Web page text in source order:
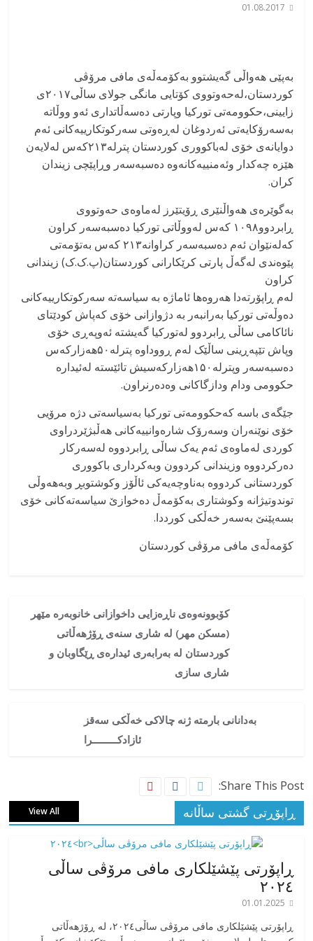
01.08.2017
بەپێی هەواڵی گەیشتوو بەکۆمەڵەی مافی مرۆڤی
کوردستان،لەحەوتووی کۆتایی مانگی جولای ساڵی۲۰۱۷ی
زایینی،حکوومەتی تورکیا وپارتی دەسەڵاتداری ئەو ووڵاتە
بەسەرۆکایەتی ئەردوغان لەڕەوتی سەرکوتکارییەکانی ئەم
دوایانەی خۆی لەباکووری کوردستان پترلە۲۱۳کەس لەلایەن
هێزە چەکدار وئەمنییەکانەوە دەسبەسەر وڕاپێچی زیندان
کران.
بەگوێرەی هەواڵنێری ڕۆیتێرز لەماوەی حەوتووی
ڕابردوو۱۰۹۸ کەس لەووڵاتی تورکیا دەسبەسەر کراون
کەلەنێوان ئەم دەسبەسەر کراوانە۲۱۳ کەس بەتۆمەتی
پێوەندی لەگەڵ پارتی کرێکارانی کوردستان(پ.ک.ک) زیندانی
کراون
لەم ڕاپۆرتەدا هەروەها ئاماژە بە سیاسەتە سەرکوتکارییەکانی
دەوڵەتی تورکیا بەرانبەر بە دژوازانی خۆی کەپاش کودێتای
نائاکامی ساڵی ڕابردوو لەتورکیا گەیشتە ئەوپەڕی خۆی
وپاش تێپەڕینی ساڵێک لەم ڕووداوە پترلە۵۰هەزارکەس
دەسبەسەر وپترلە۱۵۰هەزارکەسیش تائێستە لەئیدارە
حکوومی ودام ودازگاکانی وەدەرنراون.
جێگەی باسە کەحکوومەتی تورکیا بەسیاسەتی دژە مرۆیی
خۆی نوێنەران وسەرۆک شارەوانییەکانی هەڵبژێردراوی
کوردی لەماوەی ئەم یەک ساڵی ڕابردووە لەسەرکار
دەرکردووە وزیندانی کردوون وبەکرداری باکووری
کوردستانی کردووە بەناوچەیەکی ئاڵۆز وکوشتوبڕ وبەهەوڵی
توندوتیژانە وکوشتاری بەکۆمەڵ دەخوازێ سیاسەتەکانی خۆی
بسەپێنێ بەسەر خەڵکی کورددا.
کۆمەڵەی مافی مرۆڤی کوردستان
کۆبوونەوەی ناڕەزایی داخوازانی خانوبەرە مێهر
(مسکن مهر) لە شاری سنەی ڕۆژهەڵاتی
کوردستان لە بەرابەری ئیدارەی ڕێگاوبان و
شاری سازی
بەدانانی بارمتە ژنە چالاکی خەڵکی سەقز
ئازادکـــــــــرا
Share This Post:
ڕاپۆڕتی گشتی ساڵانه View All
ڕاپۆرتی پێشێلکاری مافی مرۆڤی ساڵی
٢٠٢٤
01.01.2025
‎ڕاپۆرتی پێشێلکاری مافی مرۆڤی ساڵی٢٠٢٤، له ڕۆژهەڵاتی